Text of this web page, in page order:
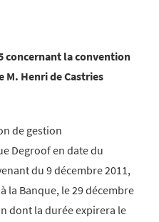
concernant la convention
Henri de Castries
de gestion
Degroof en date du
du 9 décembre 2011,
la Banque, le 29 décembre
dont la durée expirera le